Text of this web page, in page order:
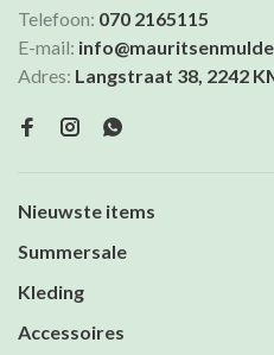
Telefoon: 070 2165115
E-mail:
Adres: Langstraat 38, 2242
Nieuwste items
Summersale
Kleding
Accessoires